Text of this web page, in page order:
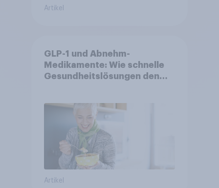
Artikel
GLP-1 und Abnehm-
Medikamente: Wie schnelle
Gesundheitslösungen den
Artikel